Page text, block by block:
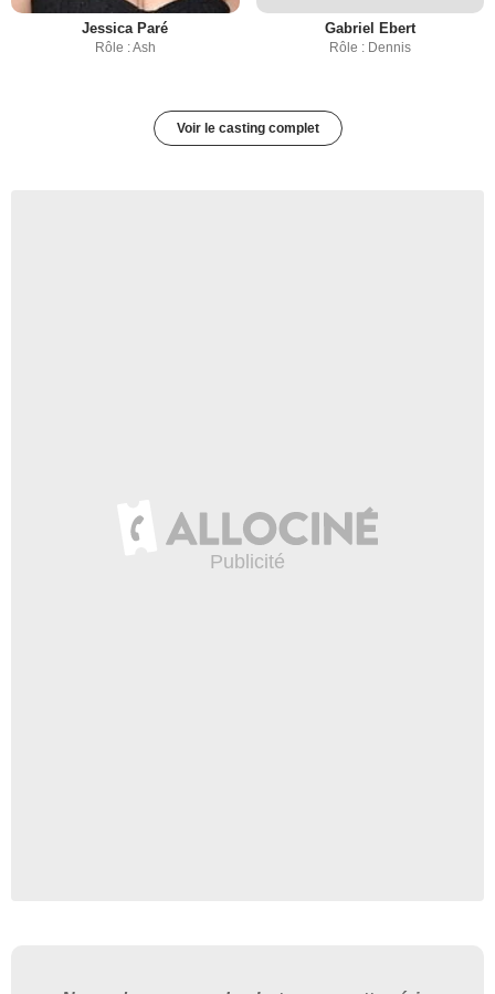
Jessica Paré
Rôle : Ash
Gabriel Ebert
Rôle : Dennis
Voir le casting complet